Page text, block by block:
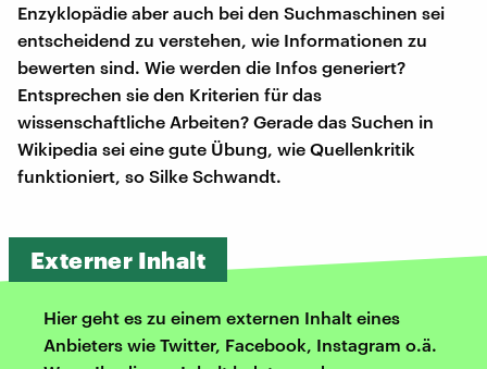
Enzyklopädie aber auch bei den Suchmaschinen sei
entscheidend zu verstehen, wie Informationen zu
bewerten sind. Wie werden die Infos generiert?
Entsprechen sie den Kriterien für das
wissenschaftliche Arbeiten? Gerade das Suchen in
Wikipedia sei eine gute Übung, wie Quellenkritik
funktioniert, so Silke Schwandt.
Externer Inhalt
Hier geht es zu einem externen Inhalt eines
Anbieters wie Twitter, Facebook, Instagram o.ä.